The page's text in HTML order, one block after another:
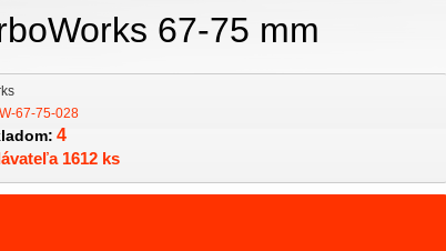
67-75 mm
67-75-028
4
1612 ks